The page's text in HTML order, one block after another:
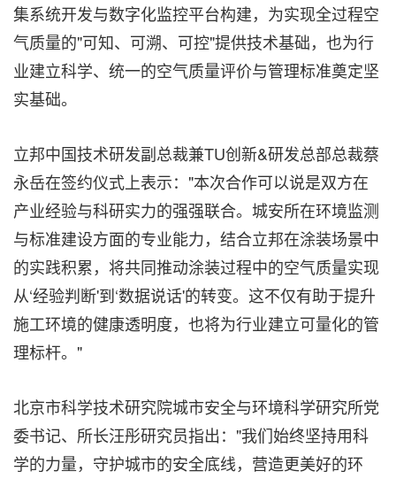
集系统开发与数字化监控平台构建，为实现全过程空
气质量的"可知、可溯、可控"提供技术基础，也为行
业建立科学、统一的空气质量评价与管理标准奠定坚
实基础。
立邦中国技术研发副总裁兼TU创新&研发总部总裁蔡
永岳在签约仪式上表示："本次合作可以说是双方在
产业经验与科研实力的强强联合。城安所在环境监测
与标准建设方面的专业能力，结合立邦在涂装场景中
的实践积累，将共同推动涂装过程中的空气质量实现
从‘经验判断'到‘数据说话'的转变。这不仅有助于提升
施工环境的健康透明度，也将为行业建立可量化的管
理标杆。"
北京市科学技术研究院城市安全与环境科学研究所党
委书记、所长汪彤研究员指出："我们始终坚持用科
学的力量，守护城市的安全底线，营造更美好的环